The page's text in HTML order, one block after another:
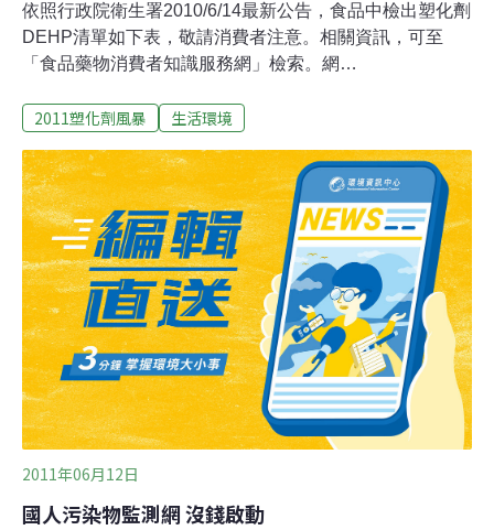
依照行政院衛生署2010/6/14最新公告，食品中檢出塑化劑
DEHP清單如下表，敬請消費者注意。相關資訊，可至
「食品藥物消費者知識服務網」檢索。網
nodeID=348 。0614-1100產品項目表
2011塑化劑風暴 生活環境
2011年06月12日
國人污染物監測網 沒錢啟動